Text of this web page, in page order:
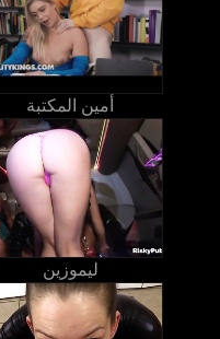
أمين المكتبة
ليموزين